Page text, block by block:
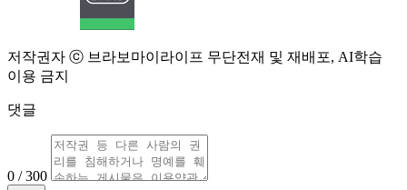
저작권자 ⓒ 브라보마이라이프 무단전재 및 재배포, AI학습
이용 금지
댓글
0 / 300